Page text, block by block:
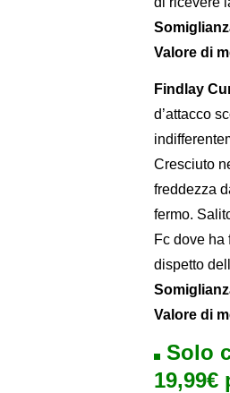
Valore di
Findlay
d’attacco
Cresciuto
freddezza
fermo.
Fc dove ha
dispetto
Valore di
Solo